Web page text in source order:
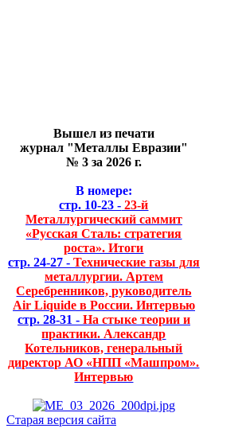
Вышел из печати
журнал "Металлы Евразии"
№ 3 за 2026 г.
В номере:
стр. 10-23 - 23-й
Металлургический саммит
«Русская Сталь: стратегия
роста». Итоги
стр. 24-27 - Технические газы для
металлургии. Артем
Серебренников, руководитель
Air Liquide в России. Интервью
стр. 28-31 - На стыке теории и
практики. Александр
Котельников, генеральный
директор АО «НПП «Машпром».
Интервью
Старая версия сайта